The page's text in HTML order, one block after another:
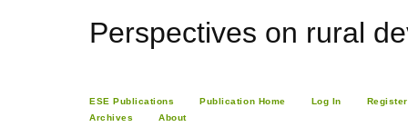
Perspectives on rural
ESE Publications Publication Home Log In
Register
Archives
About